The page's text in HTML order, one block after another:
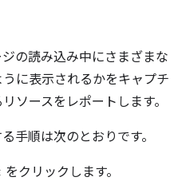
の読み込み中にさまざまな
に表示されるかをキャプチ
ソースをレポートします。
手順は次のとおりです。
をクリックします。